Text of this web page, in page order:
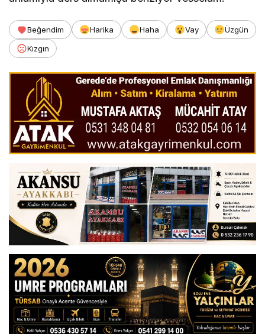
Beğendim Harika Haha Vay
Üzgün
Kızgın